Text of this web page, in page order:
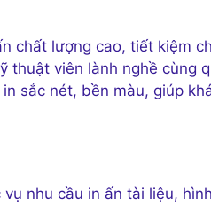
chất lượng cao, tiết kiệm
thuật viên lành nghề cùng
sắc nét, bền màu, giúp
nhu cầu in ấn tài liệu,